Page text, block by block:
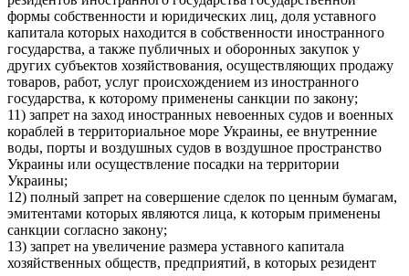
формы собственности и юридических лиц, доля уставного
капитала которых находится в собственности иностранного
государства, а также публичных и оборонных закупок у
других субъектов хозяйствования, осуществляющих продажу
товаров, работ, услуг происхождением из иностранного
государства, к которому применены санкции по закону;
11) запрет на заход иностранных невоенных судов и военных
кораблей в территориальное море Украины, ее внутренние
воды, порты и воздушных судов в воздушное пространство
Украины или осуществление посадки на территории
Украины;
12) полный запрет на совершение сделок по ценным бумагам,
эмитентами которых являются лица, к которым применены
санкции согласно закону;
13) запрет на увеличение размера уставного капитала
хозяйственных обществ, предприятий, в которых резидент